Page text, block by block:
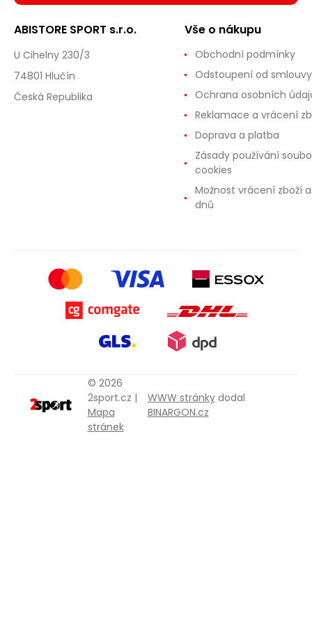
ABISTORE SPORT s.r.o.
U Cihelny 230/3
74801 Hlučín
Česká Republika
Vše o nákupu
Obchodní podmínky
Odstoupení od smlouvy
Ochrana osobních
Reklamace a vrácení
Doprava a platba
Zásady používání
cookies
Možnost vrácení zboží
dnů
© 2026
2sport.cz |
Mapa
stránek
WWW stránkydodal
BINARGON.cz